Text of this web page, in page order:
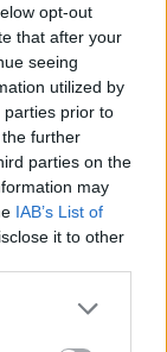
opt-out
that after your
seeing
utilized by
parties prior to
further
parties on the
may
IAB’s List of
it to other
leisti tekėti